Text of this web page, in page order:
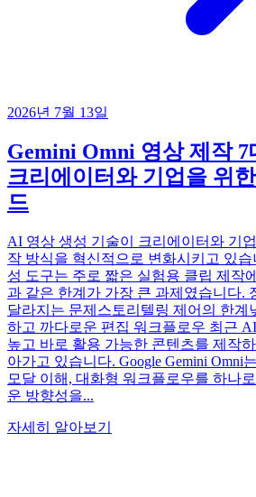
2026년 7월 13일
Gemini Omni 영상 제작 7
크리에이터와 기업을 위
드
AI 영상 생성 기술이 크리에이터와 기
작 방식을 혁신적으로 변화시키고 있
성 도구는 주로 짧은 실험용 클립 제작
과 같은 한계가 가장 큰 과제였습니다.
달라지는 문제스토리텔링 제어의 한계
하고 까다로운 편집 워크플로우 최근
높고 바로 활용 가능한 콘텐츠를 제작
아가고 있습니다. Google Gemini Omni
모달 이해, 대화형 워크플로우를 하나
운 방향성을...
자세히 알아보기